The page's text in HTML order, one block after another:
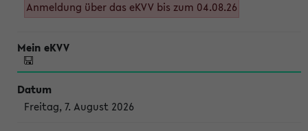
Anmeldung über das eKVV bis zum 04.08.26
Freitag, 7. August 2026